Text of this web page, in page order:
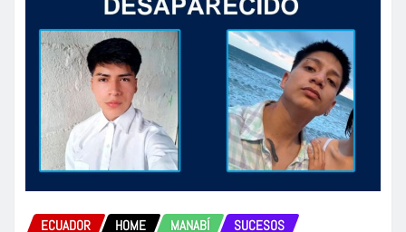
ECUADOR HOME MANABÍ SUCESOS